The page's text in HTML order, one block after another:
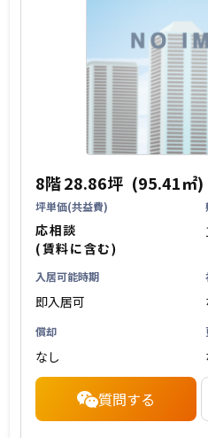
8階28.86坪 (95.41㎡)
坪単価(共益費)
応相談
(賃料に含む)
入居可能時期
即入居可
償却
なし
質問する